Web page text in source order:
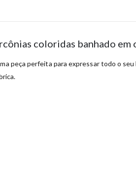
coloridas banhado em
peça perfeita para expressar todo o